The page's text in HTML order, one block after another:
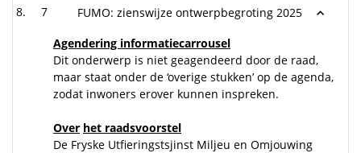
7
FUMO: zienswijze ontwerpbegroting 2025
Agendering informatiecarrousel
Dit onderwerp is niet geagendeerd door de raad,
maar staat onder de ‘overige stukken’ op de agenda,
zodat inwoners erover kunnen inspreken.
Over het raadsvoorstel
De Fryske Utfieringstsjinst Miljeu en Omjouwing